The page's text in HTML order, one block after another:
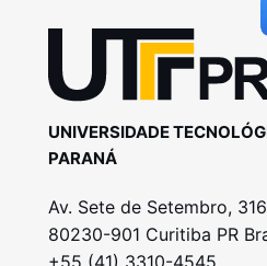
UNIVERSIDADE
PARANÁ
Av. Sete de Setembro,
80230-901 Curitiba PR
+55 (41) 3310-4545